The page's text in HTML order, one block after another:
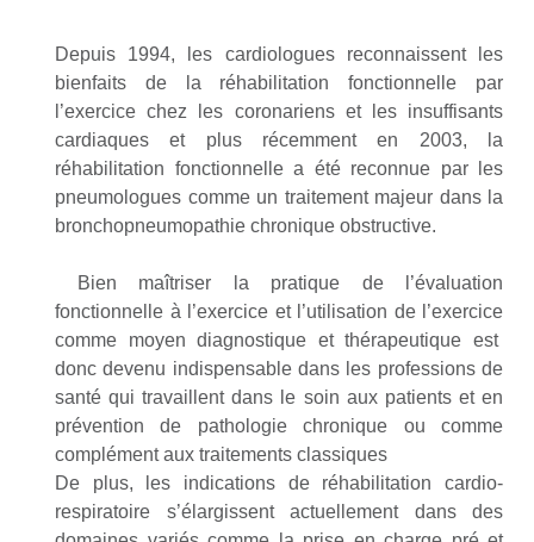
Depuis 1994, les cardiologues reconnaissent les
bienfaits de la réhabilitation fonctionnelle par
l’exercice chez les coronariens et les insuffisants
cardiaques et plus récemment en 2003, la
réhabilitation fonctionnelle a été reconnue par les
pneumologues comme un traitement majeur dans la
bronchopneumopathie chronique obstructive.
Bien maîtriser la pratique de l’évaluation
fonctionnelle à l’exercice et l’utilisation de l’exercice
comme moyen diagnostique et thérapeutique est
donc devenu indispensable dans les professions de
santé qui travaillent dans le soin aux patients et en
prévention de pathologie chronique ou comme
complément aux traitements classiques
De plus, les indications de réhabilitation cardio-
respiratoire s’élargissent actuellement dans des